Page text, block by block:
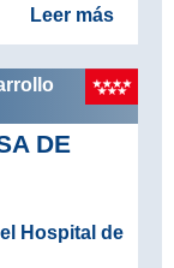
Leer más
DE
Hospital de